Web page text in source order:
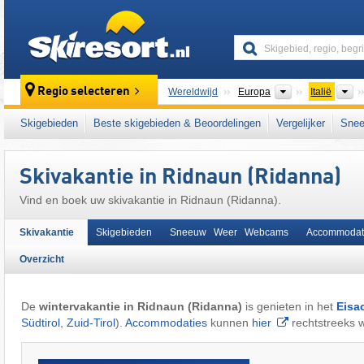
Regio selecteren Wereldwijd Europa Continenten
Italië
Deze plaats ligt ook in: Stubaier Alpen Bozen
oostelijk deel van de Alpen
Skigebieden Beste skigebieden & Beoordelingen Vergelijker
Skivakantie in Ridnaun (Ridanna)
Vind en boek uw skivakantie in Ridnaun (Ridanna).
Skivakantie
Overzicht
Skigebieden Sneeuw Weer Webcams
De wintervakantie in Ridnaun (Ridanna) is genieten in het
Südtirol, Zuid-Tirol). Accommodatieskunnen hier rechtstreeks